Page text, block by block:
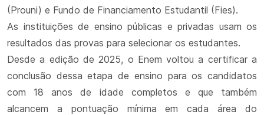
(Prouni) e Fundo de Financiamento Estudantil (Fies).
As instituições de ensino públicas e privadas usam os
resultados das provas para selecionar os estudantes.
Desde a edição de 2025, o Enem voltou a certificar a
conclusão dessa etapa de ensino para os candidatos
com 18 anos de idade completos e que também
alcancem a pontuação mínima em cada área do